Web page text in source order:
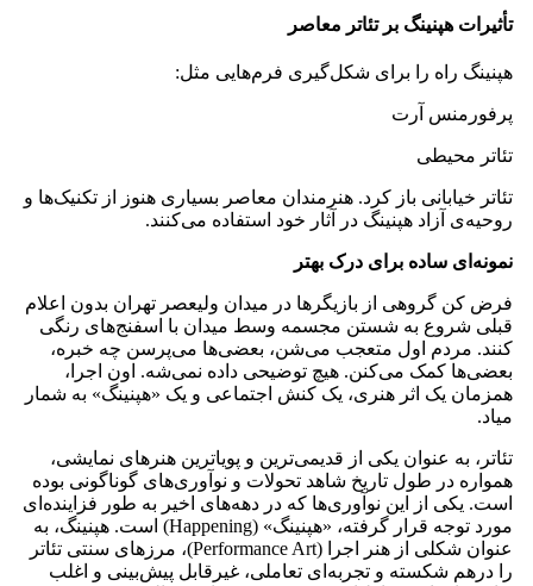
تأثیرات هپنینگ بر تئاتر معاصر
هپنینگ راه را برای شکل‌گیری فرم‌هایی مثل:
پرفورمنس آرت
تئاتر محیطی
تئاتر خیابانی باز کرد. هنرمندان معاصر بسیاری هنوز از تکنیک‌ها و
روحیه‌ی آزاد هپنینگ در آثار خود استفاده می‌کنند.
نمونه‌ای ساده برای درک بهتر
فرض کن گروهی از بازیگرها در میدان ولیعصر تهران بدون اعلام
قبلی شروع به شستن مجسمه وسط میدان با اسفنج‌های رنگی
کنند. مردم اول متعجب می‌شن، بعضی‌ها می‌پرسن چه خبره،
بعضی‌ها کمک می‌کنن. هیچ توضیحی داده نمی‌شه. اون اجرا،
همزمان یک اثر هنری، یک کنش اجتماعی و یک «هپنینگ» به شمار
میاد.
تئاتر، به عنوان یکی از قدیمی‌ترین و پویاترین هنرهای نمایشی،
همواره در طول تاریخ شاهد تحولات و نوآوری‌های گوناگونی بوده
است. یکی از این نوآوری‌ها که در دهه‌های اخیر به طور فزاینده‌ای
مورد توجه قرار گرفته، «هپنینگ» (Happening) است. هپنینگ، به
عنوان شکلی از هنر اجرا (Performance Art)، مرزهای سنتی تئاتر
را درهم شکسته و تجربه‌ای تعاملی، غیرقابل پیش‌بینی و اغلب